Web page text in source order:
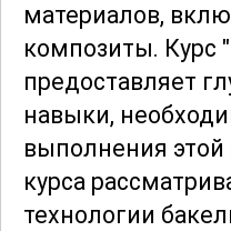
материалов,
композиты. Курс
предоставляет
навыки,
выполнения этой
курса
технологии